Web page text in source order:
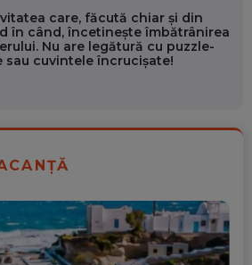
care, făcută chiar și din
în când, încetinește îmbătrânirea
Nu are legătură cu puzzle-
sau cuvintele încrucișate!